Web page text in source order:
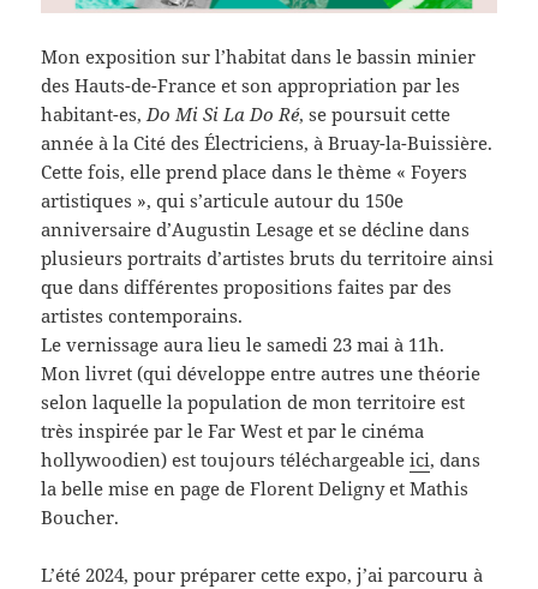
Mon exposition sur l’habitat dans le bassin minier
des Hauts-de-France et son appropriation par les
habitant-es,Do Mi Si La Do Ré, se poursuit cette
année à la Cité des Électriciens, à Bruay-la-Buissière.
Cette fois, elle prend place dans le thème « Foyers
artistiques », qui s’articule autour du 150e
anniversaire d’Augustin Lesage et se décline dans
plusieurs portraits d’artistes bruts du territoire ainsi
que dans différentes propositions faites par des
artistes contemporains.
Le vernissage aura lieu le samedi 23 mai à 11h.
Mon livret (qui développe entre autres une théorie
selon laquelle la population de mon territoire est
très inspirée par le Far West et par le cinéma
hollywoodien) est toujours téléchargeableici, dans
la belle mise en page de Florent Deligny et Mathis
Boucher.
L’été 2024, pour préparer cette expo, j’ai parcouru à